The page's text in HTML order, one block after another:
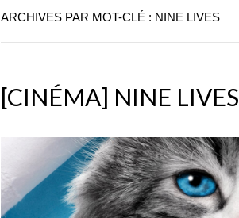
ARCHIVES PAR MOT-CLÉ : NINE LIVES
[CINÉMA] NINE LIVES